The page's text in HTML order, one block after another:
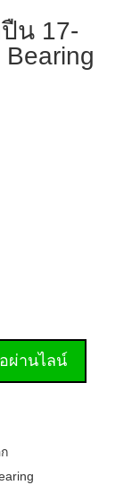
น 17-
ผ่านไลน์